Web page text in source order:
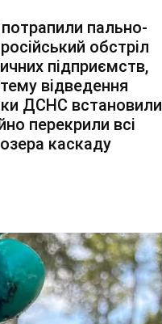
пально-
обстріл
підприємств,
відведення
ДСНС встановили
перекрили всі
каскаду